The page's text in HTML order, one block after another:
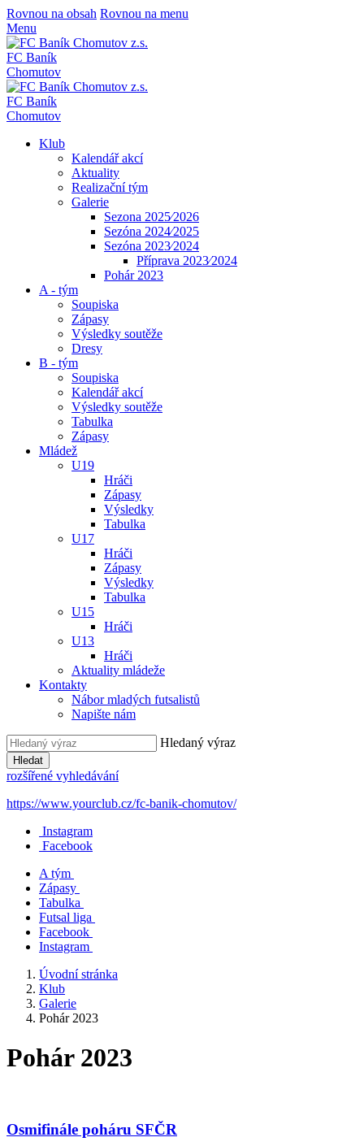
Rovnou na obsah Rovnou na menu
Menu
FC Baník
Chomutov
FC Baník
Chomutov
Klub
Kalendář akcí
Aktuality
Realizační tým
Galerie
Sezona 2025⁄2026
Sezóna 2024⁄2025
Sezóna 2023⁄2024
Příprava 2023⁄2024
Pohár 2023
A - tým
Soupiska
Zápasy
Výsledky soutěže
Dresy
B - tým
Soupiska
Kalendář akcí
Výsledky soutěže
Tabulka
Zápasy
Mládež
U19
Hráči
Zápasy
Výsledky
Tabulka
U17
Hráči
Zápasy
Výsledky
Tabulka
U15
Hráči
U13
Hráči
Aktuality mládeže
Kontakty
Nábor mladých futsalistů
Napište nám
Hledaný výraz
Hledat
rozšířené vyhledávání
https://www.yourclub.cz/fc-banik-chomutov/
Instagram
Facebook
A tým
Zápasy
Tabulka
Futsal liga
Facebook
Instagram
Úvodní stránka
Klub
Galerie
Pohár 2023
Pohár 2023
Osmifinále poháru SFČR